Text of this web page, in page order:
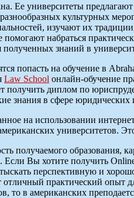
Ее университеты
культурных
изучают их
набраться
знаний в
попасть на обучение в
Law School онлайн-обучение
получить диплом по
знания в сфере
на использовании
университетов.
получаемого образования,
Вы хотите получить
перспективную и
практический опыт
то в американских